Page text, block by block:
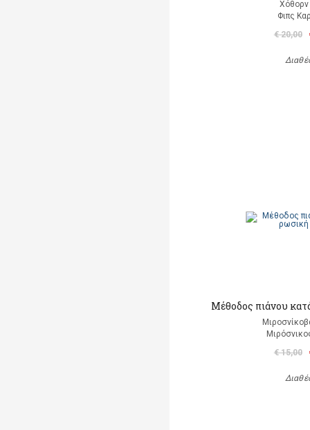
Χόθορν
Φιπς
€ 20,00
Μέθοδος πιάνου
€ 15,00